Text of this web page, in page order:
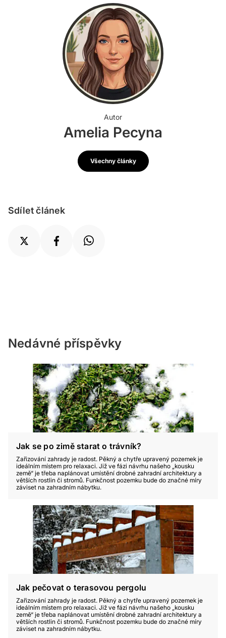
Autor
Amelia Pecyna
Všechny články
Sdílet článek
Nedávné příspěvky
Jak se po zimě starat o trávník?
Zařizování zahrady je radost. Pěkný a chytře upravený pozemek je
ideálním místem pro relaxaci. Již ve fázi návrhu našeho „kousku
země“ je třeba naplánovat umístění drobné zahradní architektury a
větších rostlin či stromů. Funkčnost pozemku bude do značné míry
záviset na zahradním nábytku.
Jak pečovat o terasovou pergolu
Zařizování zahrady je radost. Pěkný a chytře upravený pozemek je
ideálním místem pro relaxaci. Již ve fázi návrhu našeho „kousku
země“ je třeba naplánovat umístění drobné zahradní architektury a
větších rostlin či stromů. Funkčnost pozemku bude do značné míry
záviset na zahradním nábytku.